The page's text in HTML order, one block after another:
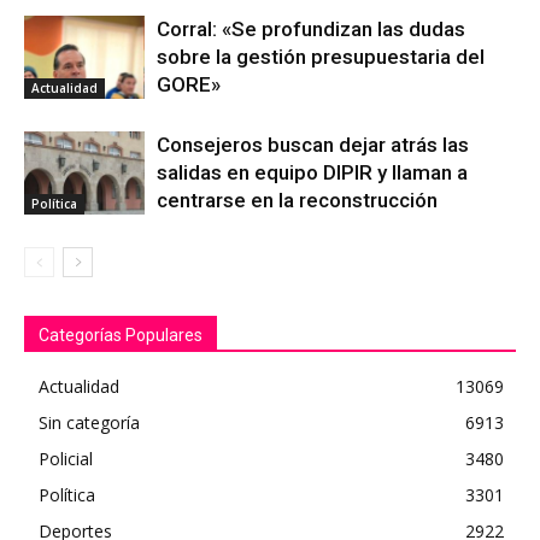
Actualidad
Corral: «Se profundizan las dudas
sobre la gestión presupuestaria del
GORE»
Política
Consejeros buscan dejar atrás las
salidas en equipo DIPIR y llaman a
centrarse en la reconstrucción
Categorías Populares
Actualidad
13069
Sin categoría
6913
Policial
3480
Política
3301
Deportes
2922